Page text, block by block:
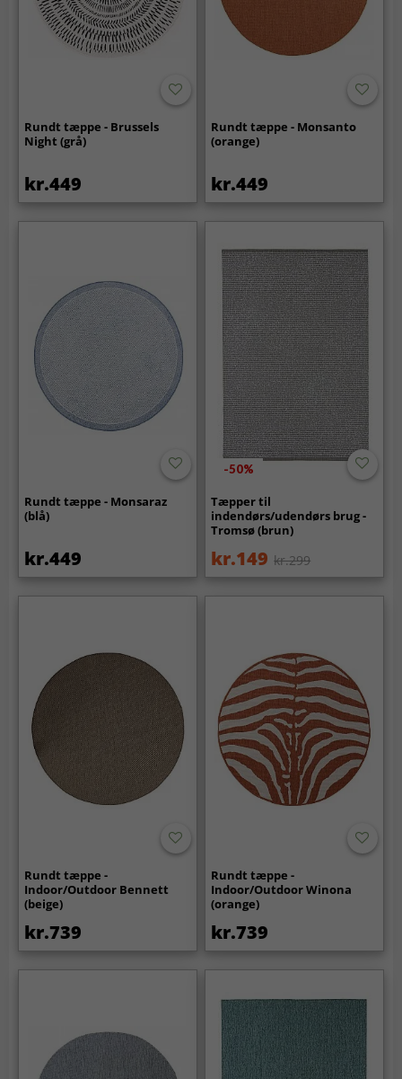
Rundt tæppe - Brussels
Night (grå)
kr.449
Rundt tæppe - Monsanto
(orange)
kr.449
Rundt tæppe - Monsaraz
(blå)
kr.449
-50%
Tæpper til
indendørs/udendørs brug -
Tromsø (brun)
kr.149 kr.299
Rundt tæppe -
Indoor/Outdoor Bennett
(beige)
kr.739
Rundt tæppe -
Indoor/Outdoor Winona
(orange)
kr.739